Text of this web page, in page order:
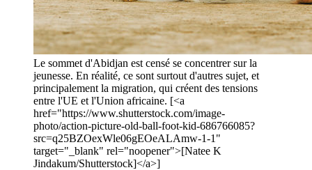
Le sommet d'Abidjan est censé se concentrer sur la
jeunesse. En réalité, ce sont surtout d'autres sujet, et
principalement la migration, qui créent des tensions
entre l'UE et l'Union africaine. [<a
href="https://www.shutterstock.com/image-
photo/action-picture-old-ball-foot-kid-686766085?
src=q25BZOexWle06gEOeALAmw-1-1"
target="_blank" rel="noopener">[Natee K
Jindakum/Shutterstock]</a>]